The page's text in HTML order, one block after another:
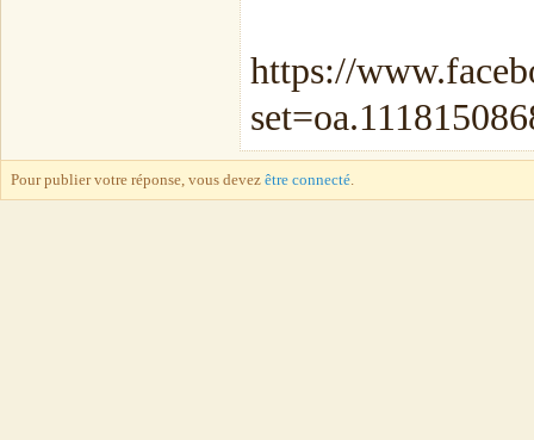
https://
Pour publier votre réponse, vous devez être connecté.